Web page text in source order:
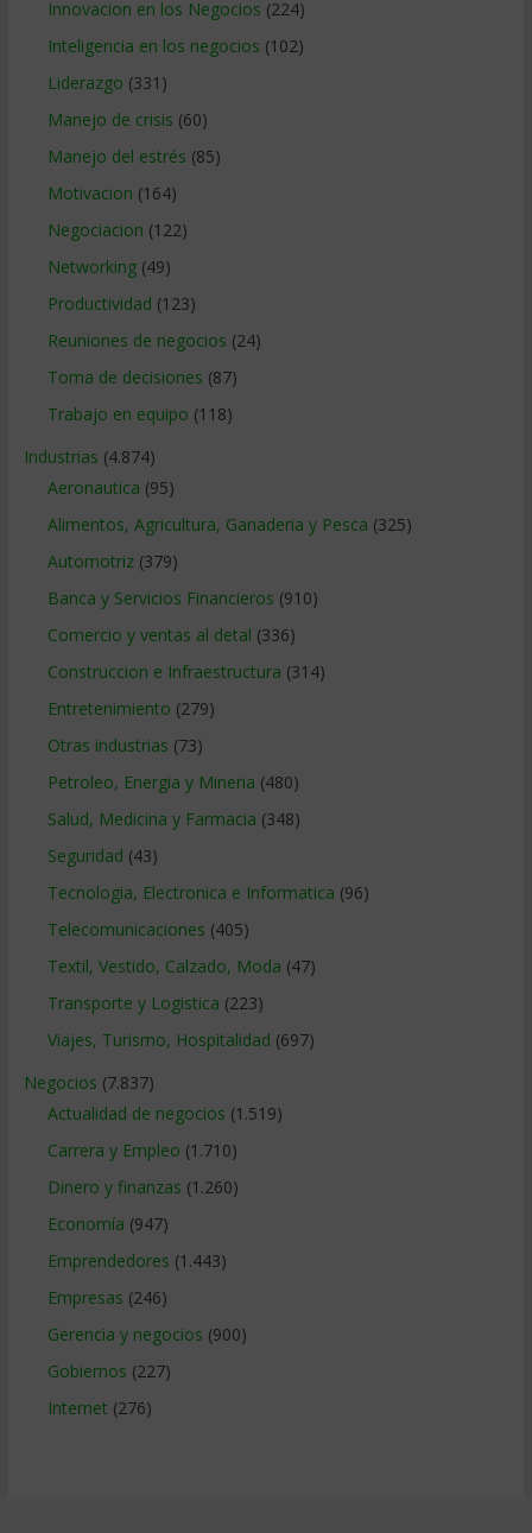
Innovacion en los Negocios (224)
Inteligencia en los negocios (102)
Liderazgo (331)
Manejo de crisis (60)
Manejo del estrés (85)
Motivacion (164)
Negociacion (122)
Networking(49)
Productividad (123)
Reuniones de negocios (24)
Toma de decisiones (87)
Trabajo en equipo (118)
Industrias (4.874)
Aeronautica (95)
Alimentos, Agricultura, Ganaderia y Pesca (325)
Automotriz(379)
Banca y Servicios Financieros (910)
Comercio y ventas al detal (336)
Construccion e Infraestructura (314)
Entretenimiento (279)
Otras industrias (73)
Petroleo, Energia y Mineria (480)
Salud, Medicina y Farmacia (348)
Seguridad (43)
Tecnologia, Electronica e Informatica (96)
Telecomunicaciones (405)
Textil, Vestido, Calzado, Moda (47)
Transporte y Logistica (223)
Viajes, Turismo, Hospitalidad (697)
Negocios (7.837)
Actualidad de negocios (1.519)
Carrera y Empleo (1.710)
Dinero y finanzas (1.260)
Economía (947)
Emprendedores (1.443)
Empresas (246)
Gerencia y negocios (900)
Gobiernos (227)
Internet (276)